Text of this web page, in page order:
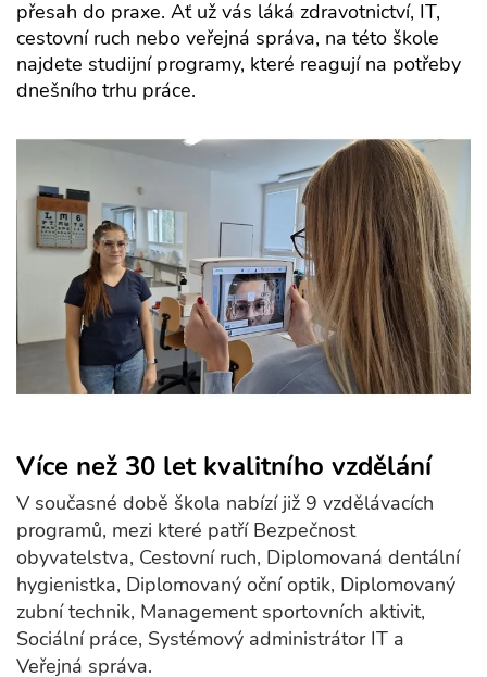
přesah do praxe. Ať už vás láká zdravotnictví, IT,
cestovní ruch nebo veřejná správa, na této škole
najdete studijní programy, které reagují na potřeby
dnešního trhu práce.
Více než 30 let kvalitního vzdělání
V současné době škola nabízí již 9 vzdělávacích
programů, mezi které patří Bezpečnost
obyvatelstva, Cestovní ruch, Diplomovaná dentální
hygienistka, Diplomovaný oční optik, Diplomovaný
zubní technik, Management sportovních aktivit,
Sociální práce, Systémový administrátor IT a
Veřejná správa.